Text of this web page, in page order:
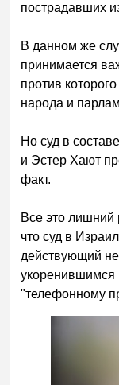
пострадавших
В данном же
принимается
против
народа и
Но суд в
и Эстер Хают
факт.
Все это лишний
что суд в
действующий
укоренившимся
"телефонному